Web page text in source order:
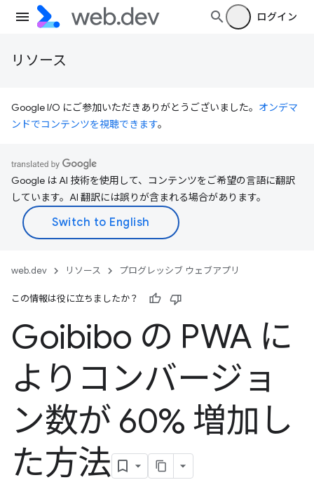
ログイン
リソース
Google I/O にご参加いただきありがとうございました。 オンデマ
ンドでコンテンツを視聴できます。
Google は AI 技術を使用して、コンテンツをご希望の言語に翻訳
しています。AI 翻訳には誤りが含まれる場合があります。
web.dev リソース プログレッシブ ウェブアプリ
この情報は役に立ちましたか？
Goibibo の PWA に
よりコンバージョ
ン数が 60% 増加し
た方法